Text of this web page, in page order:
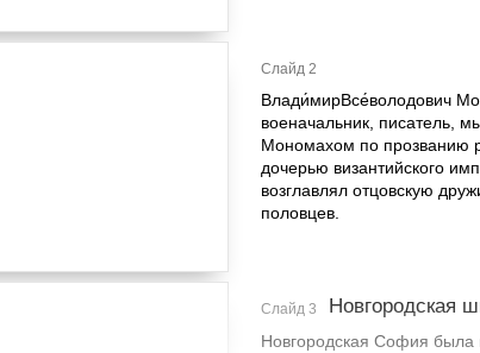
Слайд 2
Влади́мирВсе́володович
военачальник, писатель,
Мономахом по прозванию
дочерью византийского
возглавлял отцовскую
половцев.
Слайд 3 Новгородская
Новгородская София была